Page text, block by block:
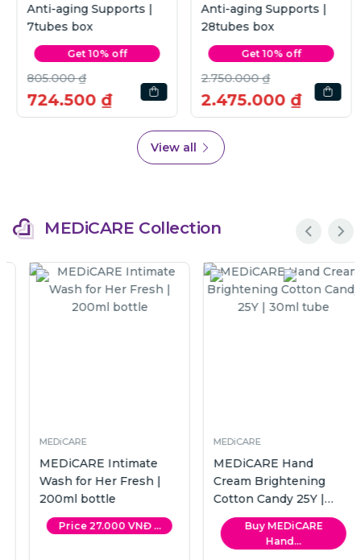
Anti-aging Supports |
7tubes box
Get 10% off
805.000 ₫
724.500 ₫
Anti-aging Supports |
28tubes box
Get 10% off
2.750.000 ₫
2.475.000 ₫
View all
MEDiCARE Collection
MEDiCARE
MEDiCARE Intimate
Wash for Her Fresh |
200ml bottle
Price 27.000 VNĐ ...
MEDiCARE
MEDiCARE Hand
Cream Brightening
Cotton Candy 25Y |
30ml tube
Buy MEDiCARE
Hand...